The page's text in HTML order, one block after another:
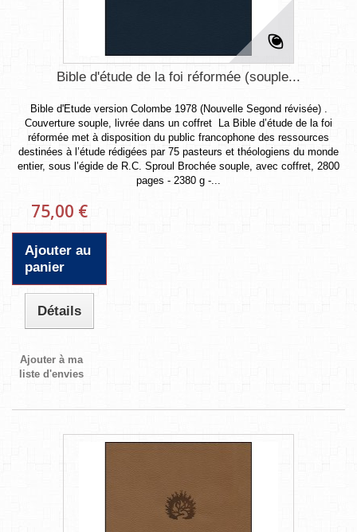
Bible d'étude de la foi réformée (souple...
Bible d'Etude version Colombe 1978 (Nouvelle Segond révisée) .
Couverture souple, livrée dans un coffret La Bible d’étude de la foi
réformée met à disposition du public francophone des ressources
destinées à l’étude rédigées par 75 pasteurs et théologiens du monde
entier, sous l’égide de R.C. Sproul Brochée souple, avec coffret, 2800
pages - 2380 g -...
75,00 €
Ajouter au
panier
Détails
Ajouter à ma
liste d'envies